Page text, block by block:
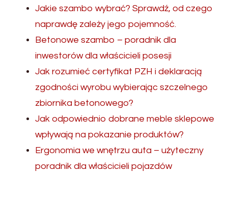
Jakie szambo wybrać? Sprawdź, od czego
naprawdę zależy jego pojemność.
Betonowe szambo – poradnik dla
inwestorów dla właścicieli posesji
Jak rozumieć certyfikat PZH i deklaracją
zgodności wyrobu wybierając szczelnego
zbiornika betonowego?
Jak odpowiednio dobrane meble sklepowe
wpływają na pokazanie produktów?
Ergonomia we wnętrzu auta – użyteczny
poradnik dla właścicieli pojazdów